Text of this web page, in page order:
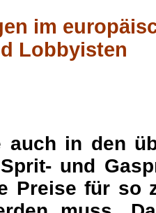
auch in den
Preise für so
muss.
gewählte
um die
nicht
die